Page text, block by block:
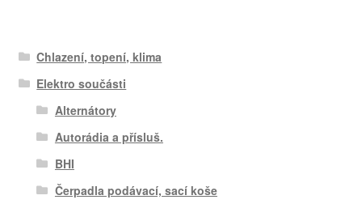
Chlazení, topení, klima
Elektro součásti
Alternátory
Autorádia a přísluš.
BHI
Čerpadla podávací, sací koše